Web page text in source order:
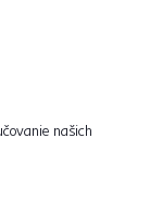
našich